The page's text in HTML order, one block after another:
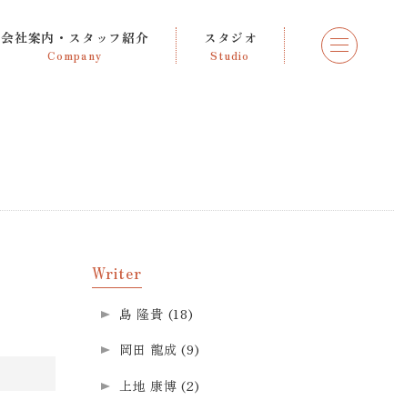
会社案内・スタッフ紹介
Company
スタジオ
Studio
Writer
島 隆貴 (18)
岡田 龍成 (9)
上地 康博 (2)